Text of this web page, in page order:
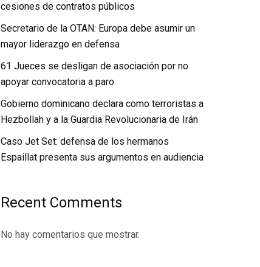
cesiones de contratos públicos
Secretario de la OTAN: Europa debe asumir un
mayor liderazgo en defensa
61 Jueces se desligan de asociación por no
apoyar convocatoria a paro
Gobierno dominicano declara como terroristas a
Hezbollah y a la Guardia Revolucionaria de Irán
Caso Jet Set: defensa de los hermanos
Espaillat presenta sus argumentos en audiencia
Recent Comments
No hay comentarios que mostrar.